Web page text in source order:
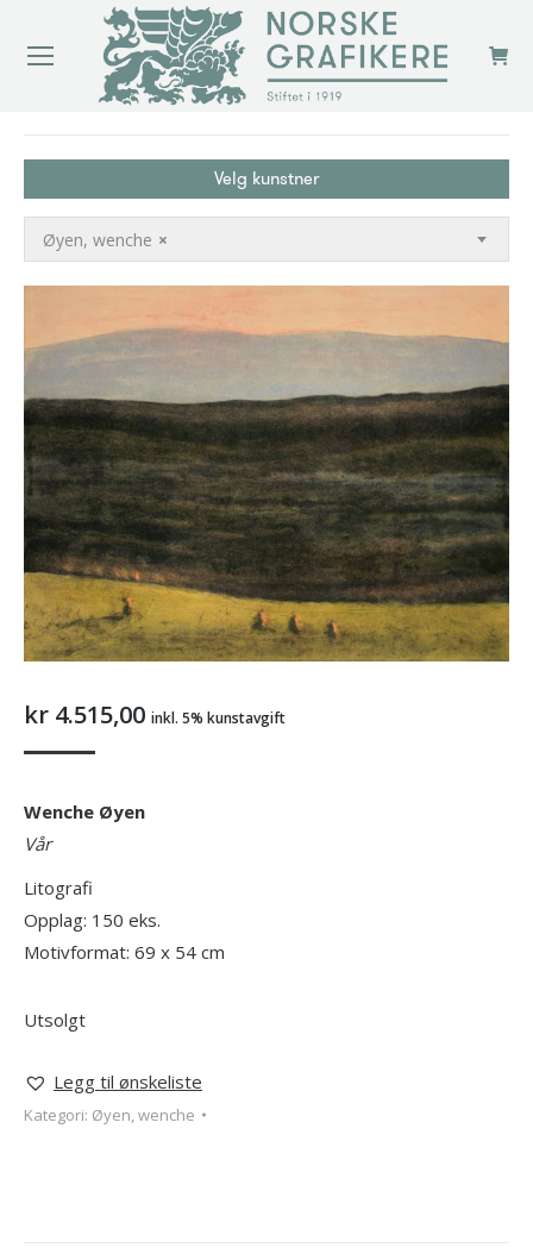
Velg kunstner
×
Øyen, wenche
kr 4.515,00 inkl. 5% kunstavgift
Wenche Øyen
Vår
Litografi
Opplag: 150 eks.
Motivformat: 69 x 54 cm
Utsolgt
Legg til ønskeliste
Kategori: Øyen, wenche